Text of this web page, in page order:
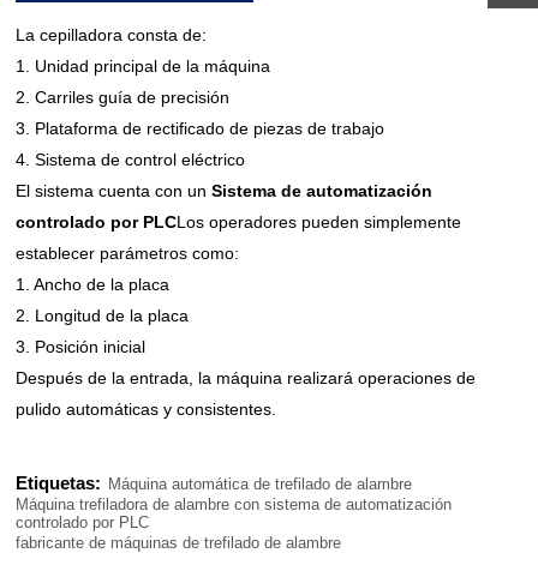
La cepilladora consta de:
1. Unidad principal de la máquina
2. Carriles guía de precisión
3. Plataforma de rectificado de piezas de trabajo
4. Sistema de control eléctrico
El sistema cuenta con unSistema de automatización
controlado por PLCLos operadores pueden simplemente
establecer parámetros como:
1. Ancho de la placa
2. Longitud de la placa
3. Posición inicial
Después de la entrada, la máquina realizará operaciones de
pulido automáticas y consistentes.
Etiquetas: Máquina automática de trefilado de alambre
Máquina trefiladora de alambre con sistema de automatización
controlado por PLC
fabricante de máquinas de trefilado de alambre